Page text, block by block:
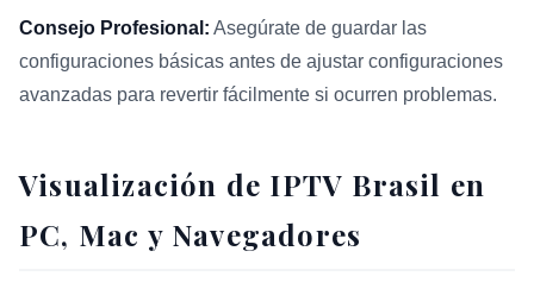
Consejo Profesional: Asegúrate de guardar las
configuraciones básicas antes de ajustar configuraciones
avanzadas para revertir fácilmente si ocurren problemas.
Visualización de IPTV Brasil en
PC, Mac y Navegadores